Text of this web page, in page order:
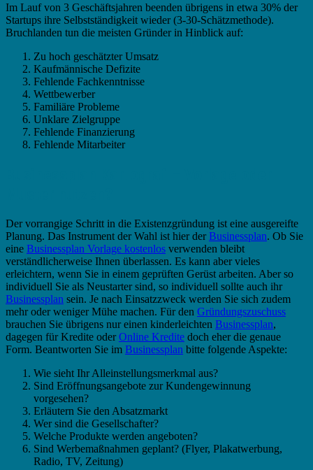
Im Lauf von 3 Geschäftsjahren beenden übrigens in etwa 30% der
Startups ihre Selbstständigkeit wieder (3-30-Schätzmethode).
Bruchlanden tun die meisten Gründer in Hinblick auf:
Zu hoch geschätzter Umsatz
Kaufmännische Defizite
Fehlende Fachkenntnisse
Wettbewerber
Familiäre Probleme
Unklare Zielgruppe
Fehlende Finanzierung
Fehlende Mitarbeiter
Der vorrangige Schritt in die Existenzgründung ist eine ausgereifte
Planung. Das Instrument der Wahl ist hier derBusinessplan. Ob Sie
eine Businessplan Vorlage kostenlos verwenden bleibt
verständlicherweise Ihnen überlassen. Es kann aber vieles
erleichtern, wenn Sie in einem geprüften Gerüst arbeiten. Aber so
individuell Sie als Neustarter sind, so individuell sollte auch ihr
Businessplan sein. Je nach Einsatzzweck werden Sie sich zudem
mehr oder weniger Mühe machen. Für den Gründungszuschuss
brauchen Sie übrigens nur einen kinderleichten Businessplan,
dagegen für Kredite oderOnline Kredite doch eher die genaue
Form. Beantworten Sie im Businessplan bitte folgende Aspekte:
Wie sieht Ihr Alleinstellungsmerkmal aus?
Sind Eröffnungsangebote zur Kundengewinnung
vorgesehen?
Erläutern Sie den Absatzmarkt
Wer sind die Gesellschafter?
Welche Produkte werden angeboten?
Sind Werbemaßnahmen geplant? (Flyer, Plakatwerbung,
Radio, TV, Zeitung)